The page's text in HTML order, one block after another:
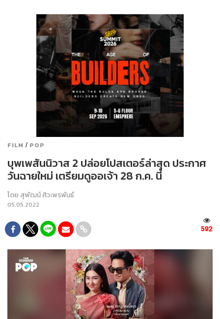
FILM / POP
บุพเพสันนิวาส 2 ปล่อยโปสเตอร์ล่าสุด ประกาศ
วันฉายใหม่ เตรียมดูออเจ้า 28 ก.ค. นี้
โดย สุพัฒน์ ศิวะพรพันธ์
05.05.2022
592